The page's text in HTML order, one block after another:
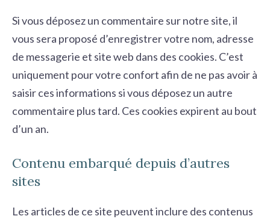
Si vous déposez un commentaire sur notre site, il
vous sera proposé d’enregistrer votre nom, adresse
de messagerie et site web dans des cookies. C’est
uniquement pour votre confort afin de ne pas avoir à
saisir ces informations si vous déposez un autre
commentaire plus tard. Ces cookies expirent au bout
d’un an.
Contenu embarqué depuis d’autres
sites
Les articles de ce site peuvent inclure des contenus